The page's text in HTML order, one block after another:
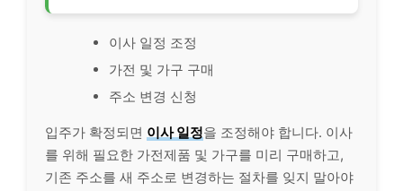
이사 일정 조정
가전 및 가구 구매
주소 변경 신청
입주가 확정되면 이사 일정을 조정해야 합니다. 이사
를 위해 필요한 가전제품 및 가구를 미리 구매하고,
기존 주소를 새 주소로 변경하는 절차를 잊지 말아야